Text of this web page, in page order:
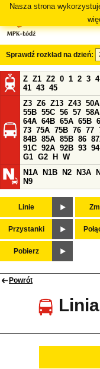
Nasza strona
Sprawdź rozkład na dzień:
Z Z1 Z2 0 1 2 3 4
41 43 45
Z3 Z6 Z13 Z43 50A
55B 55C 56 57 58A
64A 64B 65A 65B
73 75A 75B 76 77
84B 85A 85B 86
91C 92A 92B 93 94
G1 G2 H
W
N1A
N1B N2 N3A
N9
Linie
Przystanki
Pobierz
Powrót
Linia